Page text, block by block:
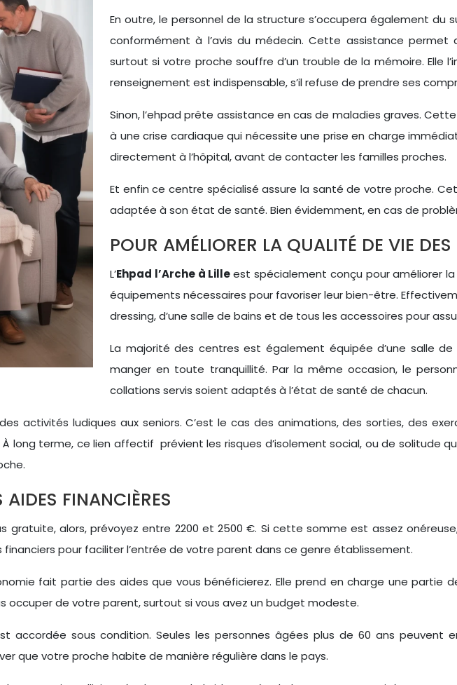
En outre, le personnel de la structure s’occupera également
conformément à l’avis du médecin. Cette assistance permet
surtout si votre proche souffre d’un trouble de la mémoire. Elle
renseignement est indispensable, s’il refuse de prendre ses
Sinon, l’ehpad prête assistance en cas de maladies graves.
à une crise cardiaque qui nécessite une prise en charge
directement à l’hôpital, avant de contacter les familles proches.
Et enfin ce centre spécialisé assure la santé de votre proche.
adaptée à son état de santé. Bien évidemment, en cas de
POUR AMÉLIORER LA QUALITÉ DE VIE DES
L’Ehpad l’Arche à Lilleest spécialement conçu pour améliorer
équipements nécessaires pour favoriser leur bien-être.
dressing, d’une salle de bains et de tous les accessoires pour
La majorité des centres est également équipée d’une salle
manger en toute tranquillité. Par la même occasion, le
collations servis soient adaptés à l’état de santé de chacun.
activités ludiques aux seniors. C’est le cas des animations, des sorties, des
long terme, ce lien affectif prévient les risques d’isolement social, ou de solitude
FINANCIÈRES
gratuite, alors, prévoyez entre 2200 et 2500 €. Si cette somme est assez
pour faciliter l’entrée de votre parent dans ce genre établissement.
fait partie des aides que vous bénéficierez. Elle prend en charge une partie
occuper de votre parent, surtout si vous avez un budget modeste.
accordée sous condition. Seules les personnes âgées plus de 60 ans peuvent
que votre proche habite de manière régulière dans le pays.